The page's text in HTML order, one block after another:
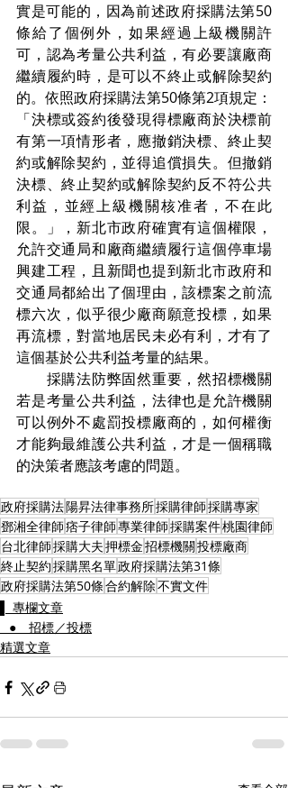
實是可能的，因為前述政府採購法第50
條給了個例外，如果經過上級機關許
可，認為考量公共利益，有必要讓廠商
繼續履約時，是可以不終止或解除契約
的。依照政府採購法第50條第2項規定：
「決標或簽約後發現得標廠商於決標前
有第一項情形者，應撤銷決標、終止契
約或解除契約，並得追償損失。但撤銷
決標、終止契約或解除契約反不符公共
利益，並經上級機關核准者，不在此
限。」，新北市政府確實有這個權限，
允許交通局和廠商繼續履行這個停車場
興建工程，且新聞也提到新北市政府和
交通局都給出了個理由，該標案之前流
標六次，似乎很少廠商願意投標，如果
再流標，對當地居民未必有利，才有了
這個基於公共利益考量的結果。
採購法防弊固然重要，然招標機關
若是考量公共利益，法律也是允許機關
可以例外不處罰投標廠商的，如何權衡
才能夠最維護公共利益，才是一個稱職
的決策者應該考慮的問題。
政府採購法陽昇法律事務所採購律師採購專家
鄧湘全律師痞子律師專業律師採購案件桃園律師
台北律師採購大夫押標金招標機關投標廠商
終止契約採購黑名單政府採購法第31條
政府採購法第50條合約解除不實文件
▌ 專欄文章
⠀● 招標／投標
精選文章